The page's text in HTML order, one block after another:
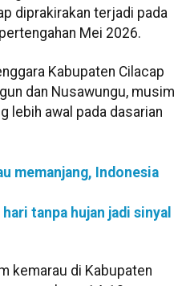
diprakirakan terjadi pada
Mei 2026.
Kabupaten Cilacap
dan Nusawungu, musim
lebih awal pada dasarian
memanjang, Indonesia
tanpa hujan jadi sinyal
kemarau di Kabupaten